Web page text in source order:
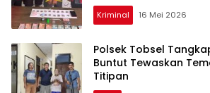
Kriminal 16 Mei 2026
Polsek Tobsel
Buntut Tewaskan
Titipan